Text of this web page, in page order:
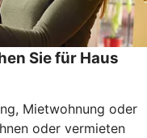
Sie für Haus
Mietwohnung oder
oder vermieten